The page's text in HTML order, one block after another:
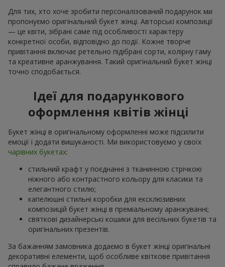
Для тих, хто хоче зробити персоналізований подарунок ми
пропонуємо оригінальний букет жінці. Авторські композиції
— це квіти, зібрані саме під особливості характеру
конкретної особи, відповідно до події. Кожне творче
привітання включає ретельно підібрані сорти, колірну гаму
та креативне аранжування. Такий оригінальний букет жінці
точно сподобається.
Ідеї для подарункового
оформлення квітів жінці
Букет жінці в оригінальному оформленні може підсилити
емоції і додати вишуканості. Ми використовуємо у своїх
чарівних букетах:
стильний крафт у поєднанні з тканинною стрічкою
ніжного або контрастного кольору для класики та
елегантного стилю;
капелюшні стильні коробки для ексклюзивних
композицій букет жінці в преміальному аранжуванні;
святкові дизайнерські кошики для весільних букетів та
оригінальних презентів.
За бажанням замовника додаємо в букет жінці оригінальні
декоративні елементи, щоб особливе квіткове привітання